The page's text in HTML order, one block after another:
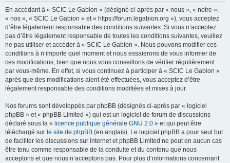
En accédant à « SCIC Le Gabion » (désigné ci-après par « nous », « notre »,
« nos », « SCIC Le Gabion » et « https://forum.legabion.org »), vous acceptez
d’être légalement responsable des conditions suivantes. Si vous n’acceptez
pas d’être légalement responsable de toutes les conditions suivantes, veuillez
ne pas utiliser et accéder à « SCIC Le Gabion ». Nous pouvons modifier ces
conditions à n’importe quel moment et nous essaierons de vous informer de
ces modifications, bien que nous vous conseillons de vérifier régulièrement
par vous-même. En effet, si vous continuez à participer à « SCIC Le Gabion »
après que des modifications aient été effectuées, vous acceptez d’être
légalement responsable des conditions modifiées et mises à jour.
Nos forums sont développés par phpBB (désignés ci-après par « logiciel
phpBB » et « phpBB Limited ») qui est un logiciel de forum de discussions
déclaré sous la « licence publique générale GNU 2.0 » et qui peut être
téléchargé sur le site de phpBB (en anglais). Le logiciel phpBB a pour seul but
de faciliter les discussions sur internet et phpBB Limited ne peut en aucun cas
être tenu comme responsable de la conduite et du contenu que nous
acceptons et que nous n’acceptons pas. Pour plus d’informations concernant